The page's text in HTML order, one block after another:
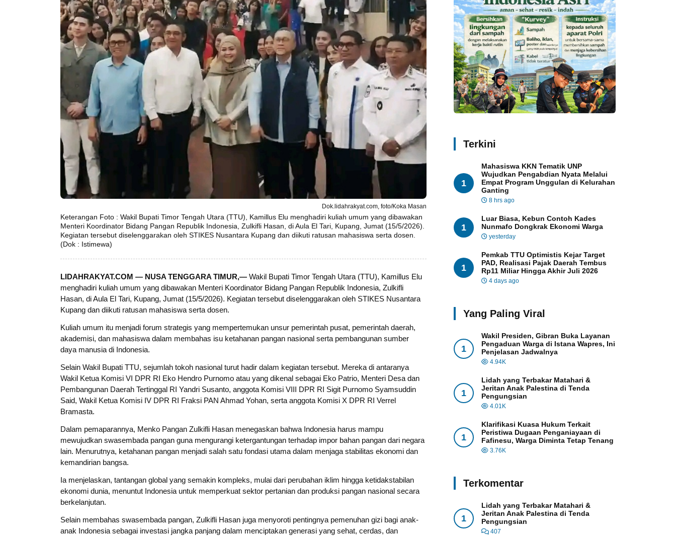
Dok.lidahrakyat.com, foto/Koka Masan
Keterangan Foto : Wakil Bupati Timor Tengah Utara (TTU), Kamillus Elu menghadiri kuliah umum yang dibawakan
Menteri Koordinator Bidang Pangan Republik Indonesia, Zulkifli Hasan, di Aula El Tari, Kupang, Jumat (15/5/2026).
Kegiatan tersebut diselenggarakan oleh STIKES Nusantara Kupang dan diikuti ratusan mahasiswa serta dosen.
(Dok : Istimewa)
LIDAHRAKYAT.COM — NUSA TENGGARA TIMUR,— Wakil Bupati Timor Tengah Utara (TTU), Kamillus Elu
menghadiri kuliah umum yang dibawakan Menteri Koordinator Bidang Pangan Republik Indonesia, Zulkifli
Hasan, di Aula El Tari, Kupang, Jumat (15/5/2026). Kegiatan tersebut diselenggarakan oleh STIKES Nusantara
Kupang dan diikuti ratusan mahasiswa serta dosen.
Kuliah umum itu menjadi forum strategis yang mempertemukan unsur pemerintah pusat, pemerintah daerah,
akademisi, dan mahasiswa dalam membahas isu ketahanan pangan nasional serta pembangunan sumber
daya manusia di Indonesia.
Selain Wakil Bupati TTU, sejumlah tokoh nasional turut hadir dalam kegiatan tersebut. Mereka di antaranya
Wakil Ketua Komisi VI DPR RI Eko Hendro Purnomo atau yang dikenal sebagai Eko Patrio, Menteri Desa dan
Pembangunan Daerah Tertinggal RI Yandri Susanto, anggota Komisi VIII DPR RI Sigit Purnomo Syamsuddin
Said, Wakil Ketua Komisi IV DPR RI Fraksi PAN Ahmad Yohan, serta anggota Komisi X DPR RI Verrel
Bramasta.
Dalam pemaparannya, Menko Pangan Zulkifli Hasan menegaskan bahwa Indonesia harus mampu
mewujudkan swasembada pangan guna mengurangi ketergantungan terhadap impor bahan pangan dari negara
lain. Menurutnya, ketahanan pangan menjadi salah satu fondasi utama dalam menjaga stabilitas ekonomi dan
kemandirian bangsa.
Ia menjelaskan, tantangan global yang semakin kompleks, mulai dari perubahan iklim hingga ketidakstabilan
ekonomi dunia, menuntut Indonesia untuk memperkuat sektor pertanian dan produksi pangan nasional secara
berkelanjutan.
Selain membahas swasembada pangan, Zulkifli Hasan juga menyoroti pentingnya pemenuhan gizi bagi anak-
anak Indonesia sebagai investasi jangka panjang dalam menciptakan generasi yang sehat, cerdas, dan
Terkini
1
Mahasiswa KKN Tematik UNP
Wujudkan Pengabdian Nyata Melalui
Empat Program Unggulan di Kelurahan
Ganting
8 hrs ago
1
Luar Biasa, Kebun Contoh Kades
Nunmafo Dongkrak Ekonomi Warga
yesterday
1
Pemkab TTU Optimistis Kejar Target
PAD, Realisasi Pajak Daerah Tembus
Rp11 Miliar Hingga Akhir Juli 2026
4 days ago
Yang Paling Viral
1
Wakil Presiden, Gibran Buka Layanan
Pengaduan Warga di Istana Wapres, Ini
Penjelasan Jadwalnya
4.94K
1
Lidah yang Terbakar Matahari &
Jeritan Anak Palestina di Tenda
Pengungsian
4.01K
1
Klarifikasi Kuasa Hukum Terkait
Peristiwa Dugaan Penganiayaan di
Fafinesu, Warga Diminta Tetap Tenang
3.76K
Terkomentar
1
Lidah yang Terbakar Matahari &
Jeritan Anak Palestina di Tenda
Pengungsian
407